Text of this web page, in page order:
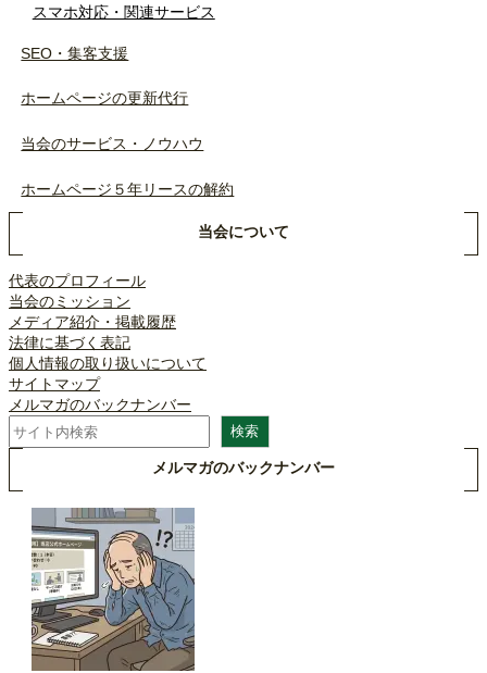
スマホ対応・関連サービス
SEO・集客支援
ホームページの更新代行
当会のサービス・ノウハウ
ホームページ５年リースの解約
当会について
代表のプロフィール
当会のミッション
メディア紹介・掲載履歴
法律に基づく表記
個人情報の取り扱いについて
サイトマップ
メルマガのバックナンバー
検
索
検索
メルマガのバックナンバー